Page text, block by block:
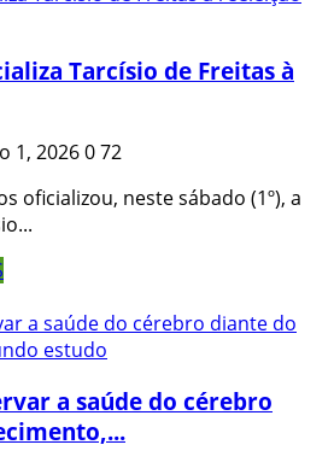
Tarcísio de Freitas à
1, 2026072
oficializou, neste sábado (1º), a
a saúde do cérebro